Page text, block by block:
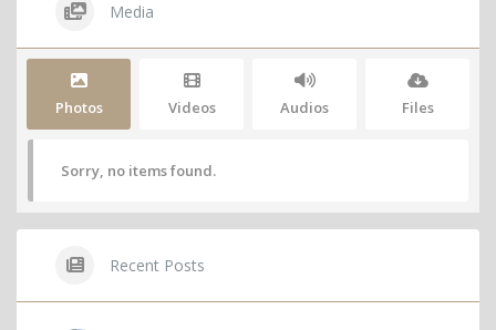
Media
Photos Videos Audios Files
Sorry, no items found.
Recent Posts